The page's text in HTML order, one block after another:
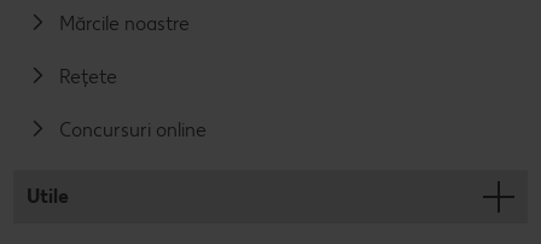
Mărcile noastre
Rețete
Concursuri online
Utile